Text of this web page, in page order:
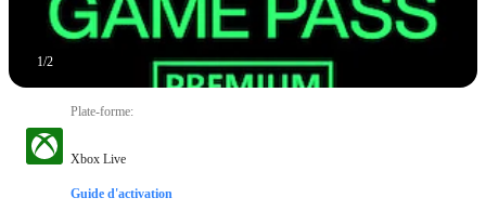
1/2
Plate-forme:
Xbox Live
Guide d'activation